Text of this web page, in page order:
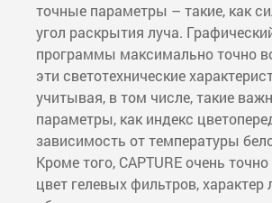
точные параметры – такие, как
угол раскрытия луча.
программы максимально точно
эти светотехнические
учитывая, в том числе, такие
параметры, как индекс
зависимость от температуры
Кроме того, CAPTURE очень
цвет гелевых фильтров, характер